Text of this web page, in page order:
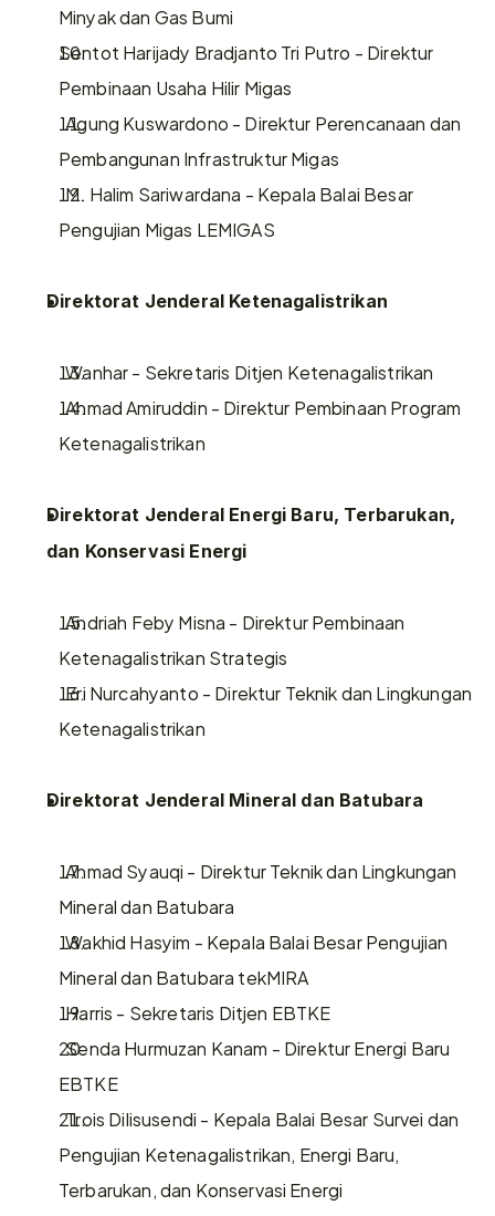
Minyak dan Gas Bumi
Sentot Harijady Bradjanto Tri Putro - Direktur
Pembinaan Usaha Hilir Migas
  Agung Kuswardono - Direktur Perencanaan dan
Pembangunan Infrastruktur Migas
  M. Halim Sariwardana - Kepala Balai Besar
Pengujian Migas LEMIGAS
Direktorat Jenderal Ketenagalistrikan
  Wanhar - Sekretaris Ditjen Ketenagalistrikan
  Ahmad Amiruddin - Direktur Pembinaan Program
Ketenagalistrikan
Direktorat Jenderal Energi Baru, Terbarukan,
dan Konservasi Energi
  Andriah Feby Misna - Direktur Pembinaan
Ketenagalistrikan Strategis
  Eri Nurcahyanto - Direktur Teknik dan Lingkungan
Ketenagalistrikan
Direktorat Jenderal Mineral dan Batubara
  Ahmad Syauqi - Direktur Teknik dan Lingkungan
Mineral dan Batubara
  Wakhid Hasyim - Kepala Balai Besar Pengujian
Mineral dan Batubara tekMIRA
  Harris - Sekretaris Ditjen EBTKE
  Senda Hurmuzan Kanam - Direktur Energi Baru
EBTKE
  Trois Dilisusendi - Kepala Balai Besar Survei dan
Pengujian Ketenagalistrikan, Energi Baru,
Terbarukan, dan Konservasi Energi